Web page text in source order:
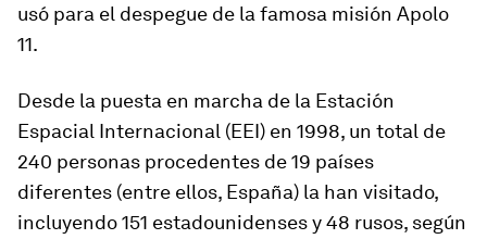
usó para el despegue de la famosa misión Apolo
11.
Desde la puesta en marcha de la Estación
Espacial Internacional (EEI) en 1998, un total de
240 personas procedentes de 19 países
diferentes (entre ellos, España) la han visitado,
incluyendo 151 estadounidenses y 48 rusos, según